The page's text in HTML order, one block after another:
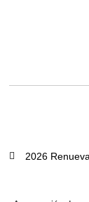
2026